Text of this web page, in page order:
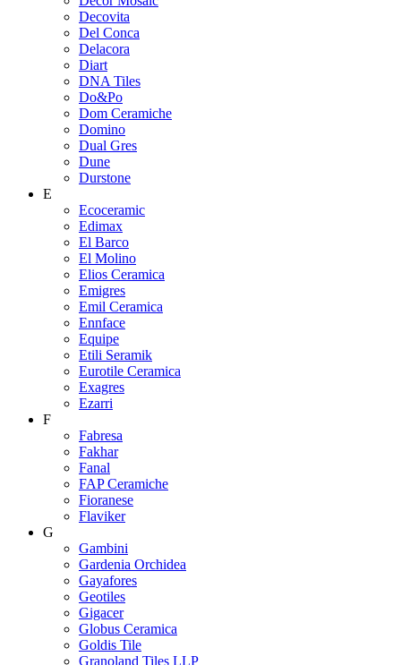
Decovita
Del Conca
Delacora
Diart
DNA Tiles
Do&Po
Dom Ceramiche
Domino
Dual Gres
Dune
Durstone
E
Ecoceramic
Edimax
El Barco
El Molino
Elios Ceramica
Emigres
Emil Ceramica
Ennface
Equipe
Etili Seramik
Eurotile Ceramica
Exagres
Ezarri
F
Fabresa
Fakhar
Fanal
FAP Ceramiche
Fioranese
Flaviker
G
Gambini
Gardenia Orchidea
Gayafores
Geotiles
Gigacer
Globus Ceramica
Goldis Tile
Granoland Tiles LLP